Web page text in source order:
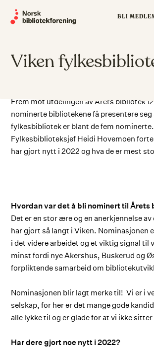
BLI
Viken
Frem mot utdelingen av Årets bibliotek
nominerte bibliotekene få presentere seg
fylkesbibliotek er blant de fem nominerte.
Fylkesbiblioteksjef Heidi Hovemoen
har gjort nytt i 2022 og hva de er mest
Hvordan var det å bli nominert til Årets
Det er en stor ære og en anerkjennelse
har gjort så langt i Viken. Nominasjonen
i det videre arbeidet og et viktig signal til
minst fordi nye Akershus, Buskerud og
forpliktende samarbeid om
Nominasjonen blir lagt merke til! Vi er i
selskap, for her er det mange gode
alle lykke til og er glade for at vi ikke
Har dere gjort noe nytt i 2022?